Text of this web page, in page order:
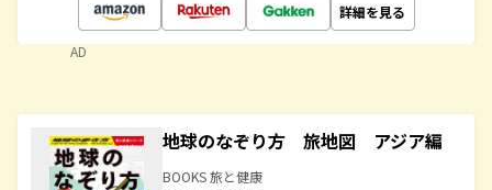
詳細を見る
AD
地球のなぞり方 旅地図 アジア編
BOOKS 旅と健康